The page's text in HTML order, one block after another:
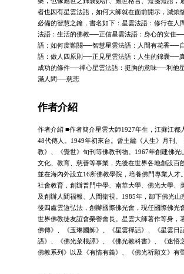
者也因有星雲法語，如何大師就在面前開示，滅煩
必備的智慧之鑰，書名如下：星雲法語：修行在人
法語：生活的佛教──正信星雲法語：身心的安住
語：如何度難關──智慧星雲法語：人間有花香──
語：做人四原則──正見星雲法語：人生的錦囊──
成功的條件──禪心星雲法語：挺胸的意味──利他
滿人間──慈悲
作者介紹
作者介紹 ■作者簡介星雲大師1927年生，江蘇江都
48代傳人。1949年初來台。曾主編《人生》月刊、
教》、《覺世》旬刊等佛教刊物。1967年創建佛光
文化、教育、慈善等事業，先後在世界各地創設百
並在海內外設立16所佛教學院，培養佛門專業人才
社會教育，創辦普門中學、南華大學、佛光大學、
及創辦人間福報、人間衛視。1985年，卸下佛光山
後四處雲遊弘法，創辦國際佛光會，現任國際佛光
世界佛教徒友誼會榮譽會長。星雲大師著作等身，
佛傳》、《玉琳國師》、《星雲禪話》、《星雲日
語》、《佛光菜根譚》、《佛光教科書》、《迷悟
佛教系列》以及《有情有義》、《佛光祈願文》有